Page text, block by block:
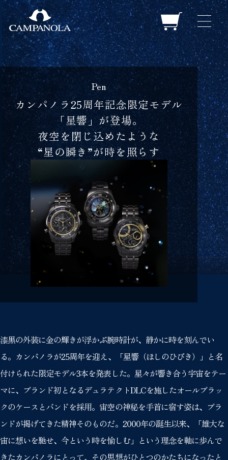
Pen
カンパノラ25周年記念限定モデル
「星響」が登場。
夜空を閉じ込めたような
“星の瞬き”が時を照らす
漆黒の外装に金の輝きが浮かぶ腕時計が、静かに時を刻んでい
る。カンパノラが25周年を迎え、「星響（ほしのひびき）」と名
付けられた限定モデル3本を発表した。星々が響き合う宇宙をテー
マに、ブランド初となるデュラテクトDLCを施したオールブラッ
クのケースとバンドを採用。宙空の神秘を手首に宿す姿は、ブラ
ンドが掲げてきた精神そのものだ。2000年の誕生以来、「雄大な
宙に想いを馳せ、今という時を愉しむ」という理念を軸に歩んで
きたカンパノラにとって、その思想がひとつのかたちになったと